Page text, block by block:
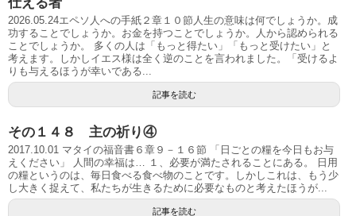
2026.05.24エペソ人への手紙２章１０節人生の意味は何でしょうか。成
功することでしょうか。お金を持つことでしょうか。人から認められる
ことでしょうか。 多くの人は「もっと得たい」「もっと受けたい」と
考えます。しかしイエス様は全く逆のことを言われました。「受けるよ
りも与えるほうが幸いである...
記事を読む
その１４８ 主の祈り④
2017.10.01 マタイの福音書６章９－１６節 「日ごとの糧を今日もお与
えください」 人間の幸福は… １、必要が満たされることにある。 日用
の糧というのは、毎日食べる食べ物のことです。しかしこれは、もう少
し大きく捉えて、私たちが生きるために必要なものと考えたほうが...
記事を読む